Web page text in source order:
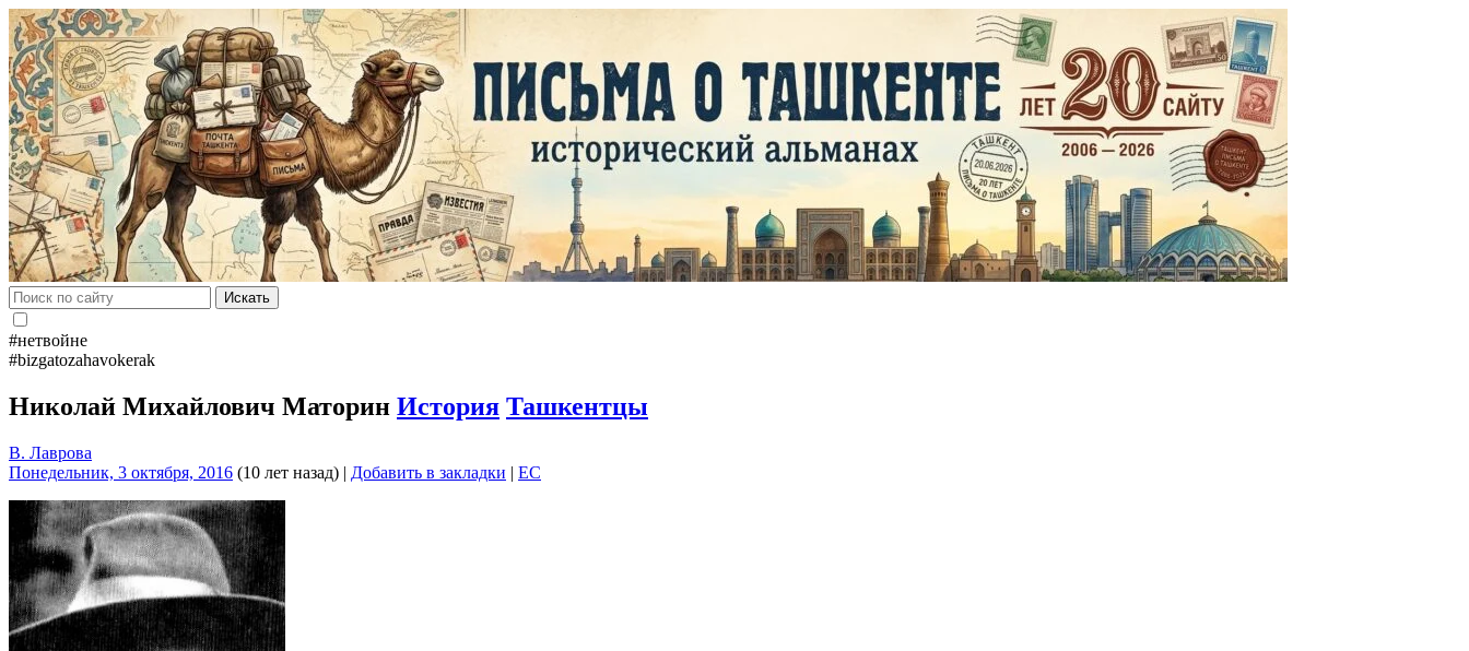
Искать
#нетвойне
#bizgatozahavokerak
Николай Михайлович Маторин История Ташкентцы
В. Лаврова
Понедельник, 3 октября, 2016 (10 лет назад) | Добавить в закладки | EC